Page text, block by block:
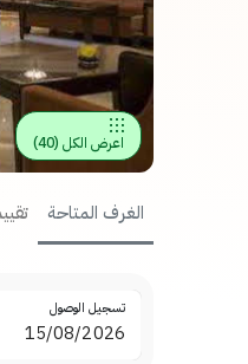
اعرض الكل (
40
)
الغرف المتاحة
تسجيل الوصول